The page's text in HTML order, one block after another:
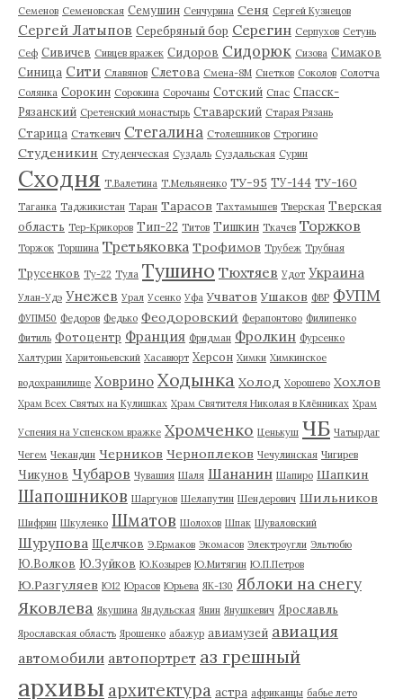
Семенов Семеновская Семушин Сенчурина Сеня Сергей Кузнецов
Сергей Латыпов Серебряный бор Серегин Серпухов Сетунь
Сеф Сивичев Сивцев вражек Сидоров Сидорюк Сизова Симаков
Синица Сити Славянов Слетова Смена-8М Снетков Соколов Солотча
Солянка Сорокин Сорокина Сорочаны Сотский Спас Спасск-
Рязанский Сретенский монастырь Ставарский Старая Рязань
Старица Статкевич Стегалина Столешников Строгино
Студеникин Студенческая Суздаль Суздальская Сурин
Сходня Т.Валетина Т.Мельяненко ТУ-95 ТУ-144 ТУ-160
Таганка Таджикистан Таран Тарасов Тахтамышев Тверская Тверская
область Тер-Крикоров Тип-22 Титов Тишкин Ткачев Торжков
Торжок Торшина Третьяковка Трофимов Трубеж Трубная
Трусенков Ту-22 Тула Тушино Тюхтяев Удот Украина
Улан-Удэ Унежев Урал Усенко Уфа Учватов Ушаков ФВР ФУПМ
ФУПМ50 Федоров Федько Феодоровский Ферапонтово Филипенко
Фитиль Фотоцентр Франция Фридман Фролкин Фурсенко
Халтурин Харитоньевский Хасавюрт Херсон Химки Химкинское
водохранилище Ховрино Ходынка Холод Хорошево Хохлов
Храм Всех Святых на Кулишках Храм Святителя Николая в Клённиках Храм
Успения на Успенском вражке Хромченко Ценькуш ЧБ Чатырдаг
Чегем Чекандин Черников Черноплеков Чечулинская Чигирев
Чикунов Чубаров Чувашия Шаля Шананин Шапиро Шапкин
Шапошников Шаргунов Шелапутин Шендерович Шильников
Шифрин Шкуленко Шматов Шолохов Шпак Шуваловский
Шурупова Щелчков Э.Ермаков Экомасов Электроугли Эльтюбю
Ю.Волков Ю.Зуйков Ю.Козырев Ю.Митягин Ю.П.Петров
Ю.Разгуляев Ю12 Юрасов Юрьева ЯК-130 Яблоки на снегу
Яковлева Якушина Яндульская Янин Янушкевич Ярославль
Ярославская область Ярошенко абажур авиамузей авиация
автомобили автопортрет аз грешный
архивы архитектура астра африканцы бабье лето